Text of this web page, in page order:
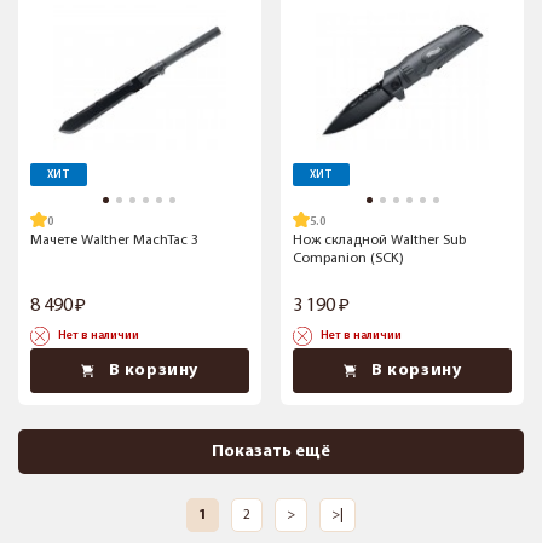
ХИТ
Мачете Walther MachTac 3
8 490
Нет в наличии
В корзину
ХИТ
5.0
Нож складной Walther Sub
Companion (SCK)
3 190
Нет в наличии
В корзину
Показать ещё
1 2 > >|